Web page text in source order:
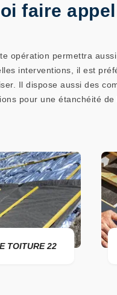
faire
opération permettra
interventions, il est
Il dispose aussi des
pour une étanchéité de
22